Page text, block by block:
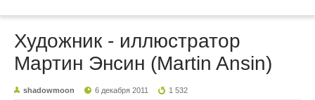
Художник - иллюстратор
Мартин Энсин (Martin Ansin)
shadowmoon 6 декабря 2011 1 532